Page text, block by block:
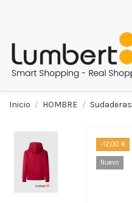
Inicio HOMBRE Sudaderas
-12,00 €
Nuevo